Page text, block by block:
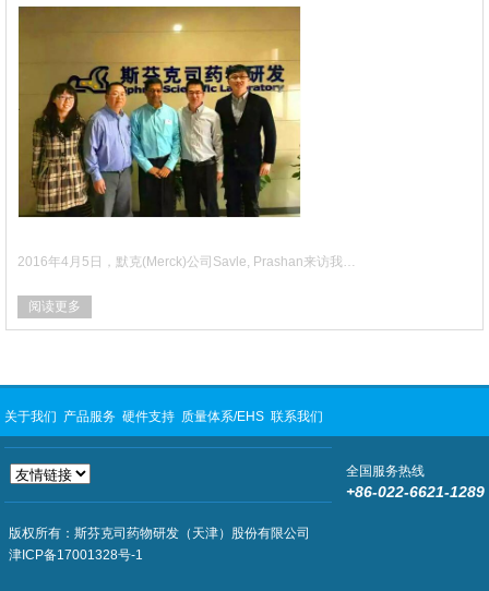
2016年4月5日，默克(Merck)公司Savle, Prashan来访我…
阅读更多
关于我们 产品服务 硬件支持 质量体系/EHS 联系我们
全国服务热线
+86-022-6621-1289
版权所有：斯芬克司药物研发（天津）股份有限公司
津ICP备17001328号-1